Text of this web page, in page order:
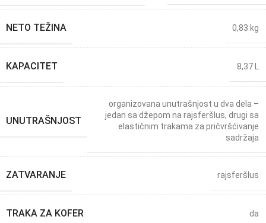
NETO TEŽINA 0,83 kg
KAPACITET 8,37 L
UNUTRAŠNJOST
organizovana unutrašnjost u dva dela –
jedan sa džepom na rajsferšlus, drugi sa
elastičnim trakama za pričvršćivanje
sadržaja
ZATVARANJE rajsferšlus
TRAKA ZA KOFER da